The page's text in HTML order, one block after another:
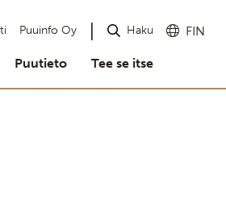
Puuinfo Oy Haku FIN
Puutieto Tee se itse